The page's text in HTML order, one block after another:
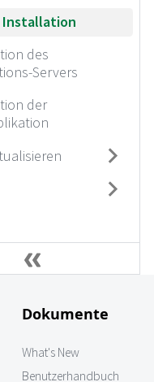
Installation
des
Servers
der
Dokumente
What's New
Benutzerhandbuch